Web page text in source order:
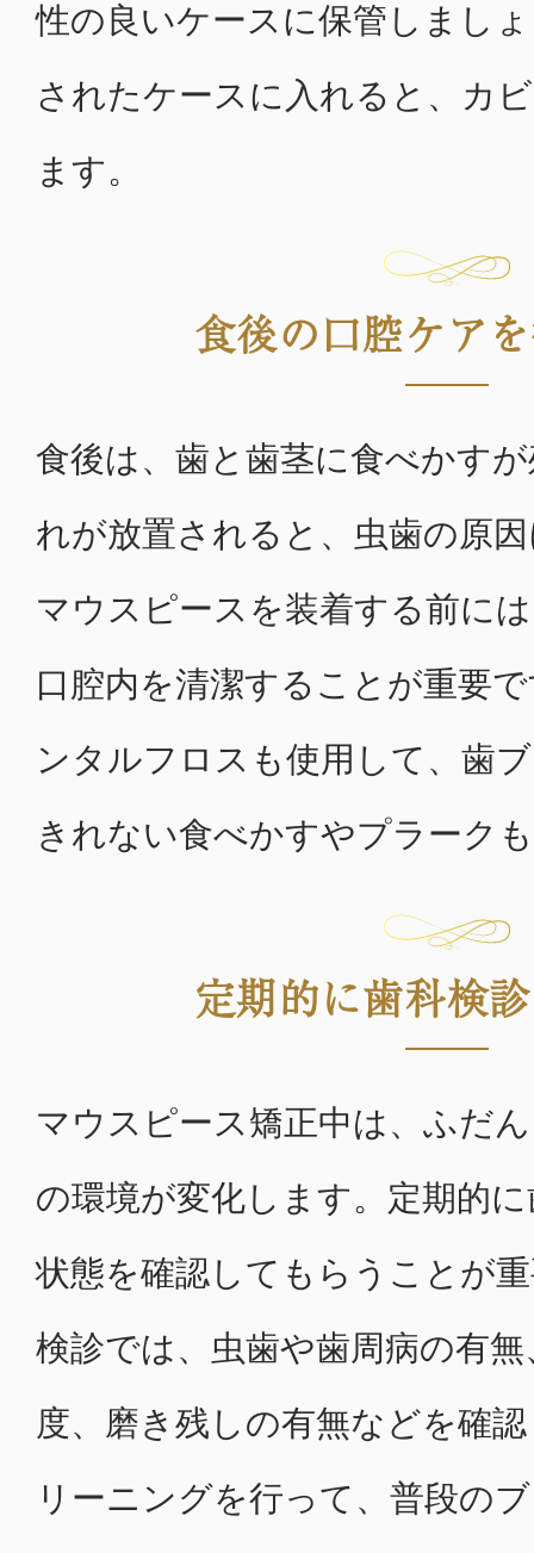
性の良いケースに保管しまし
されたケースに入れると、カ
ます。
食後の口腔ケア
食後は、歯と歯茎に食べかす
れが放置されると、虫歯の原
マウスピースを装着する前に
口腔内を清潔することが重要
ンタルフロスも使用して、歯
きれない食べかすやプラーク
定期的に歯科検
マウスピース矯正中は、ふだ
の環境が変化します。定期的
状態を確認してもらうことが
検診では、虫歯や歯周病の有
度、磨き残しの有無などを確
リーニングを行って、普段の